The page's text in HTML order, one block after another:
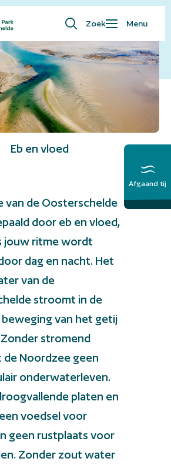
Zoek Menu
op zoek?
Eb en vloed
van de Oosterschelde
door eb en vloed,
jouw ritme wordt
dag en nacht. Het
van de
stroomt in de
van het getij
Zonder stromend
Noordzee geen
onderwaterleven.
platen en
voedsel voor
geen rustplaats voor
Zonder zout water
Afgaand tij